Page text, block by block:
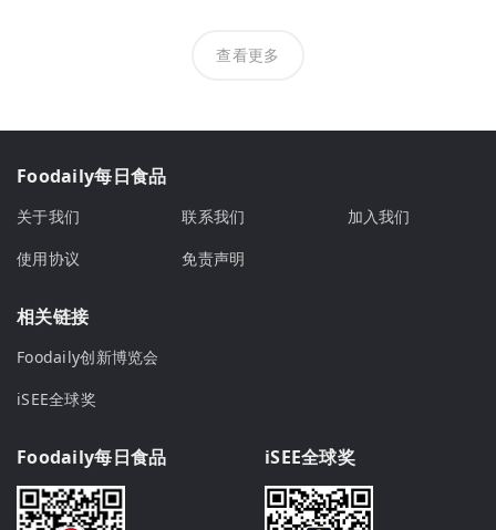
查看更多
Foodaily每日食品
关于我们 联系我们
加入我们
使用协议
免责声明
相关链接
Foodaily创新博览会
iSEE全球奖
Foodaily每日食品 iSEE全球奖